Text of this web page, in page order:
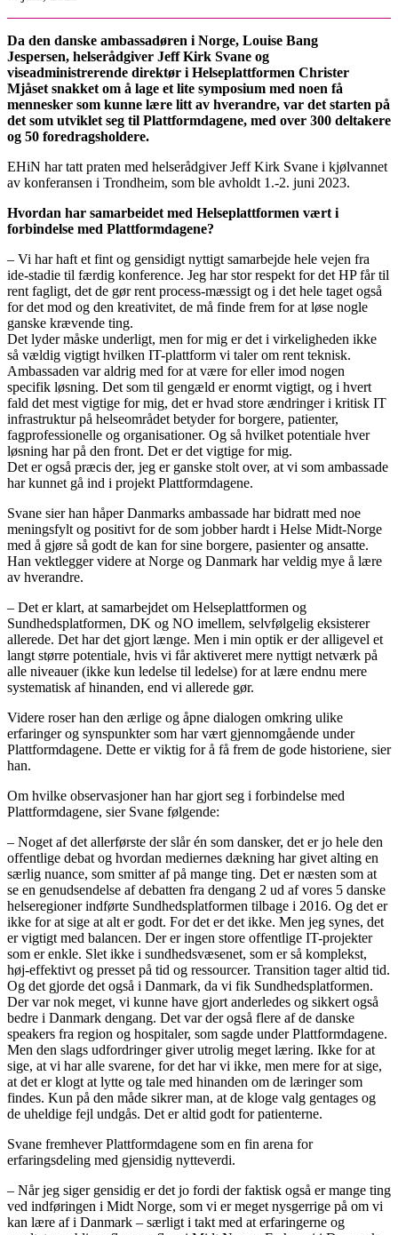
Da den danske ambassadøren i Norge, Louise Bang
Jespersen, helserådgiver Jeff Kirk Svane og
viseadministrerende direktør i Helseplattformen Christer
Mjåset snakket om å lage et lite symposium med noen få
mennesker som kunne lære litt av hverandre, var det starten på
det som utviklet seg til Plattformdagene, med over 300 deltakere
og 50 foredragsholdere.
EHiN har tatt praten med helserådgiver Jeff Kirk Svane i kjølvannet
av konferansen i Trondheim, som ble avholdt 1.-2. juni 2023.
Hvordan har samarbeidet med Helseplattformen vært i
forbindelse med Plattformdagene?
– Vi har haft et fint og gensidigt nyttigt samarbejde hele vejen fra
ide-stadie til færdig konference. Jeg har stor respekt for det HP får til
rent fagligt, det de gør rent process-mæssigt og i det hele taget også
for det mod og den kreativitet, de må finde frem for at løse nogle
ganske krævende ting.
Det lyder måske underligt, men for mig er det i virkeligheden ikke
så vældig vigtigt hvilken IT-plattform vi taler om rent teknisk.
Ambassaden var aldrig med for at være for eller imod nogen
specifik løsning. Det som til gengæld er enormt vigtigt, og i hvert
fald det mest vigtige for mig, det er hvad store ændringer i kritisk IT
infrastruktur på helseområdet betyder for borgere, patienter,
fagprofessionelle og organisationer. Og så hvilket potentiale hver
løsning har på den front. Det er det vigtige for mig.
Det er også præcis der, jeg er ganske stolt over, at vi som ambassade
har kunnet gå ind i projekt Plattformdagene.
Svane sier han håper Danmarks ambassade har bidratt med noe
meningsfylt og positivt for de som jobber hardt i Helse Midt-Norge
med å gjøre så godt de kan for sine borgere, pasienter og ansatte.
Han vektlegger videre at Norge og Danmark har veldig mye å lære
av hverandre.
– Det er klart, at samarbejdet om Helseplattformen og
Sundhedsplatformen, DK og NO imellem, selvfølgelig eksisterer
allerede. Det har det gjort længe. Men i min optik er der alligevel et
langt større potentiale, hvis vi får aktiveret mere nyttigt netværk på
alle niveauer (ikke kun ledelse til ledelse) for at lære endnu mere
systematisk af hinanden, end vi allerede gør.
Videre roser han den ærlige og åpne dialogen omkring ulike
erfaringer og synspunkter som har vært gjennomgående under
Plattformdagene. Dette er viktig for å få frem de gode historiene, sier
han.
Om hvilke observasjoner han har gjort seg i forbindelse med
Plattformdagene, sier Svane følgende:
– Noget af det allerførste der slår én som dansker, det er jo hele den
offentlige debat og hvordan mediernes dækning har givet alting en
særlig nuance, som smitter af på mange ting. Det er næsten som at
se en genudsendelse af debatten fra dengang 2 ud af vores 5 danske
helseregioner indførte Sundhedsplatformen tilbage i 2016. Og det er
ikke for at sige at alt er godt. For det er det ikke. Men jeg synes, det
er vigtigt med balancen. Der er ingen store offentlige IT-projekter
som er enkle. Slet ikke i sundhedsvæsenet, som er så komplekst,
høj-effektivt og presset på tid og ressourcer. Transition tager altid tid.
Og det gjorde det også i Danmark, da vi fik Sundhedsplatformen.
Der var nok meget, vi kunne have gjort anderledes og sikkert også
bedre i Danmark dengang. Det var der også flere af de danske
speakers fra region og hospitaler, som sagde under Plattformdagene.
Men den slags udfordringer giver utrolig meget læring. Ikke for at
sige, at vi har alle svarene, for det har vi ikke, men mere for at sige,
at det er klogt at lytte og tale med hinanden om de læringer som
findes. Kun på den måde sikrer man, at de kloge valg gentages og
de uheldige fejl undgås. Det er altid godt for patienterne.
Svane fremhever Plattformdagene som en fin arena for
erfaringsdeling med gjensidig nytteverdi.
– Når jeg siger gensidig er det jo fordi der faktisk også er mange ting
ved indføringen i Midt Norge, som vi er meget nysgerrige på om vi
kan lære af i Danmark – særligt i takt med at erfaringerne og